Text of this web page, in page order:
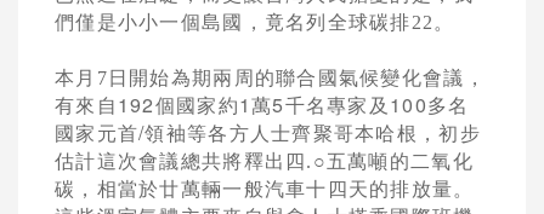
們僅是小小一個島國，竟名列全球碳排22 。
本月 7 日開始為期兩周的聯合國氣候變化會議，
有來自 192個國家約1萬5千名專家及 100多名
國家元首/領袖等各方人士齊聚哥本哈根，初步
估計這次會議總共將釋出四 .○五萬噸的二氧化
碳，相當於廿萬輛一般汽車十四天的排放量。